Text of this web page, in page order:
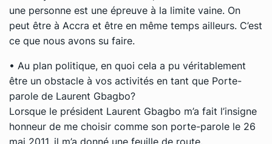
une personne est une épreuve à la limite vaine. On
peut être à Accra et être en même temps ailleurs. C’est
ce que nous avons su faire.
• Au plan politique, en quoi cela a pu véritablement
être un obstacle à vos activités en tant que Porte-
parole de Laurent Gbagbo?
Lorsque le président Laurent Gbagbo m’a fait l’insigne
honneur de me choisir comme son porte-parole le 26
mai 2011, il m’a donné une feuille de route.